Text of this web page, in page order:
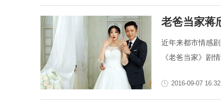
老爸当家蒋
近年来都市情感
《老爸当家》剧
2016-09-07